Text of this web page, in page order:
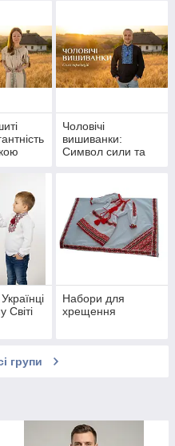
Чоловічі
вишиванки:
Символ сили та
Світі
Набори для
хрещення
групи